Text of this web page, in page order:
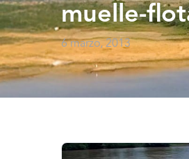
muelle-
6 marzo, 2013